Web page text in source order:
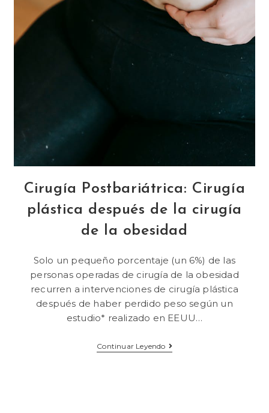
Cirugía Postbariátrica: Cirugía
plástica después de la cirugía
de la obesidad
Solo un pequeño porcentaje (un 6%) de las
personas operadas de cirugía de la obesidad
recurren a intervenciones de cirugía plástica
después de haber perdido peso según un
estudio* realizado en EEUU…
Continuar Leyendo